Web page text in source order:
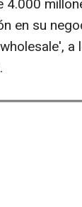
4.000
en su
a